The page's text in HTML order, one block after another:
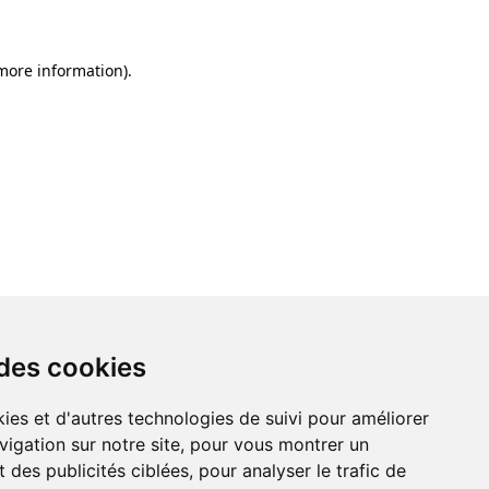
cookies
et d'autres technologies de suivi pour améliorer
sur notre site, pour vous montrer un
des publicités ciblées, pour analyser le trafic de
information).